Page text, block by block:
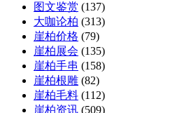
图文鉴赏 (137)
大咖论柏 (313)
崖柏价格 (79)
崖柏展会 (135)
崖柏手串 (158)
崖柏根雕 (82)
崖柏毛料 (112)
崖柏资讯 (509)